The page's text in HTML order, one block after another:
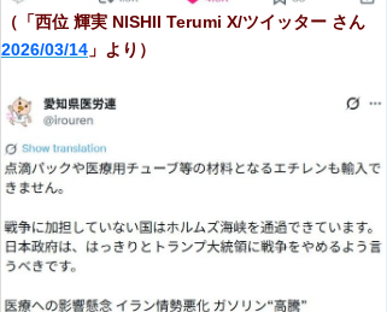
（「西位 輝実 NlSHII Terumi X/ツイッター さん
2026/03/14 」より）